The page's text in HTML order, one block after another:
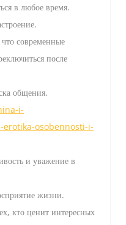
в любое время.
современные
после
общения.
i-
osobennosti-i-
и уважение в
жизни.
кто ценит интересных